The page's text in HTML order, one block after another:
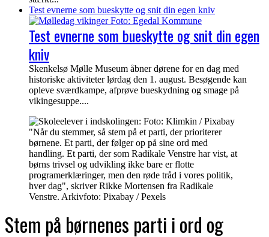
Test evnerne som bueskytte og snit din egen kniv
Test evnerne som bueskytte og snit din egen
kniv
Skenkelsø Mølle Museum åbner dørene for en dag med
historiske aktiviteter lørdag den 1. august. Besøgende kan
opleve sværdkampe, afprøve bueskydning og smage på
vikingesuppe....
"Når du stemmer, så stem på et parti, der prioriterer
børnene. Et parti, der følger op på sine ord med
handling. Et parti, der som Radikale Venstre har vist, at
børns trivsel og udvikling ikke bare er flotte
programerklæringer, men den røde tråd i vores politik,
hver dag", skriver Rikke Mortensen fra Radikale
Venstre. Arkivfoto: Pixabay / Pexels
Stem på børnenes parti i ord og